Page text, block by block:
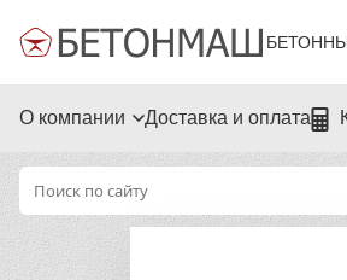
О компании Доставка и оплата